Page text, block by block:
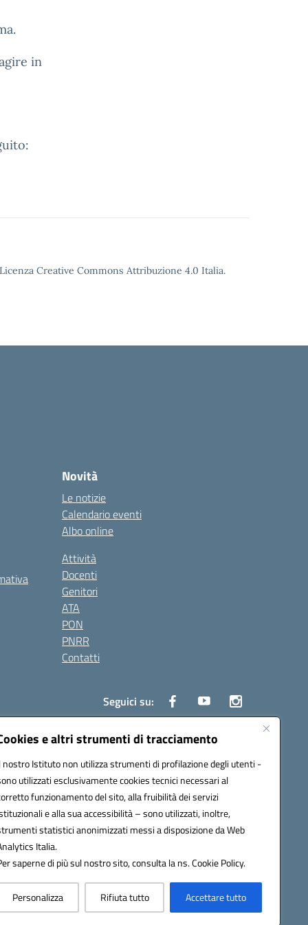
e altri strumenti di tracciamento
nostro Istituto non utilizza strumenti di profilazione degli utenti -
utilizzati esclusivamente cookies tecnici necessari al
funzionamento del sito, alla fruibilità dei servizi
e alla sua accessibilità – sono utilizzati, inoltre,
statistici anonimizzati messi a disposizione da Web
Italia.
saperne di più sul nostro sito, consulta la ns. Cookie Policy.
Personalizza Rifiuta tutto Accettare tutto
in
Creative Commons Attribuzione 4.0 Italia.
Novità
Le notizie
Calendario eventi
Albo online
Attività
Docenti
Genitori
ATA
PON
PNRR
Contatti
Seguici su: